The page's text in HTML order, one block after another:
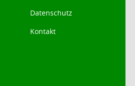
Datenschutz
Kontakt